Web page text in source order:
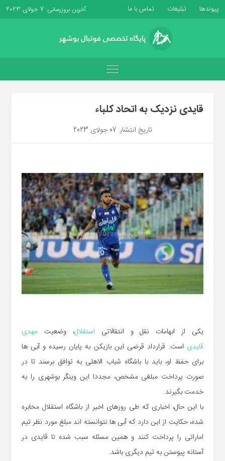
پیوندها تبلیغات تماس با ما آخرین بروزرسانی: 7 جولای 2023
قایدی نزدیک به اتحاد کلباء
تاریخ انتشار: 07 جولای 2023
یکی از ابهامات نقل و انتقالاتی استقلال، وضعیت مهدی
قایدی است. قرارداد قرضی این بازیکن به پایان رسیده و آبی ها
برای حفظ او، باید با باشگاه شباب الاهلی به توافق برسند تا در
صورت پرداخت مبلغی مشخص، مجددا این وینگر بوشهری را به
خدمت بگیرند.
با این حال، اخباری که طی روزهای اخیر از باشگاه استقلال مخابره
شده، حکایت از این دارد که آبی ها نتوانسته اند مبلغ مورد نظر تیم
اماراتی را پرداخت کنند و همین مسئله سبب شده تا قایدی در
آستانه پیوستن به تیم دیگری باشد.